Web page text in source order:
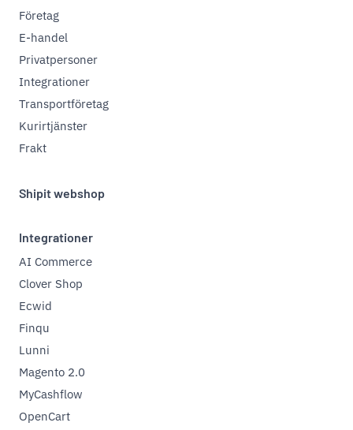
Företag
E-handel
Privatpersoner
Integrationer
Transportföretag
Kurirtjänster
Frakt
Shipit webshop
Integrationer
AI Commerce
Clover Shop
Ecwid
Finqu
Lunni
Magento 2.0
MyCashflow
OpenCart